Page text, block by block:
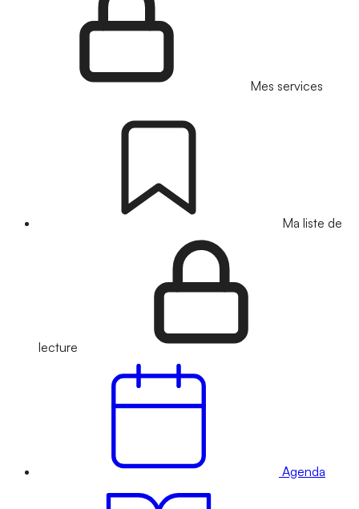
Mes services
Ma liste de
lecture
Agenda